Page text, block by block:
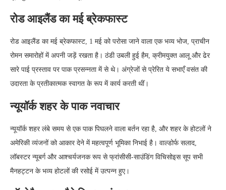
रोड आइलैंड का मई ब्रेकफास्ट
रोड आइलैंड का मई ब्रेकफास्ट, 1 मई को परोसा जाने वाला एक भव्य भोज, प्राचीन
रोमन समारोहों में अपनी जड़ें रखता है। ठंडी उबली हुई हैम, क्रीमयुक्त आलू और ढेर
सारे पाई प्रस्ताव पर पाक प्रसन्नता में से थे। अंग्रेजों से प्रेरित ये सभाएँ वसंत की
उदारता के प्रतीकात्मक स्वागत के रूप में कार्य करती थीं।
न्यूयॉर्क शहर के पाक नवाचार
न्यूयॉर्क शहर लंबे समय से एक पाक पिघलने वाला बर्तन रहा है, और शहर के होटलों ने
अमेरिकी व्यंजनों को आकार देने में महत्वपूर्ण भूमिका निभाई है। वाल्डोर्फ सलाद,
लॉबस्टर न्यूबर्ग और आश्चर्यजनक रूप से फ्रांसीसी-साउंडिंग विचिसोइस सूप सभी
मैनहट्टन के भव्य होटलों की रसोई में उत्पन्न हुए।